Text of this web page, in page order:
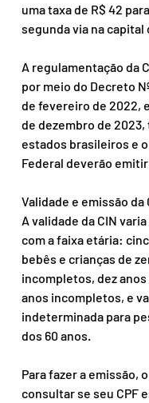
uma taxa de R$ 42
segunda via na capital
A regulamentação da
por meio do Decreto
de fevereiro de 2022,
de dezembro de 2023,
estados brasileiros e
Federal deverão emitir
Validade e emissão da
A validade da CIN
com a faixa etária:
bebês e crianças de
incompletos, dez anos
anos incompletos, e
indeterminada para
dos 60 anos.
Para fazer a emissão,
consultar se seu CPF